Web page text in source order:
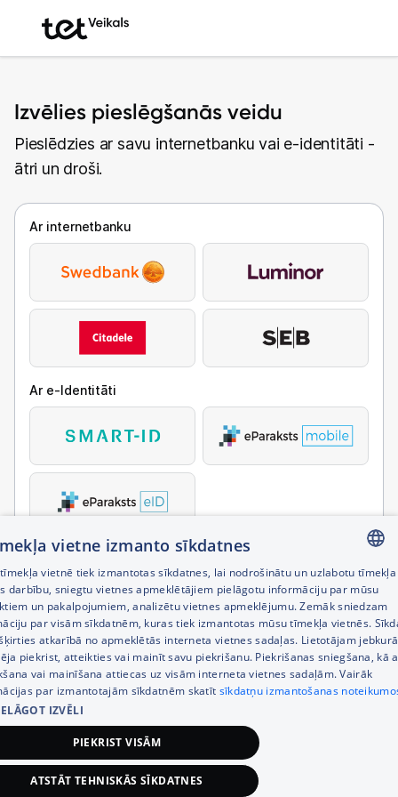
Izvēlies pieslēgšanās veidu
Pieslēdzies ar savu internetbanku vai e-identitāti -
ātri un droši.
Ar internetbanku
Ar e-Identitāti
LATVIAN
RUSSIAN
ENGLISH
vietne izmanto sīkdatnes
vietnē tiek izmantotas sīkdatnes, lai nodrošinātu un uzlabotu tīmekļa
darbību, sniegtu vietnes apmeklētājiem pielāgotu informāciju par mūsu
un pakalpojumiem, analizētu vietnes apmeklējumu. Zemāk sniedzam
par visām sīkdatnēm, kuras tiek izmantotas mūsu tīmekļa vietnēs.
atkarībā no apmeklētās interneta vietnes sadaļas. Lietotājam
piekrist, atteikties vai mainīt savu piekrišanu. Piekrišanas sniegšana, kā
vai mainīšana attiecas uz visām interneta vietnes sadaļām. Vairāk
par izmantotajām sīkdatnēm skatīt sīkdatņu izmantošanas
IZVĒLI
PIEKRIST VISĀM
ATSTĀT TEHNISKĀS SĪKDATNES